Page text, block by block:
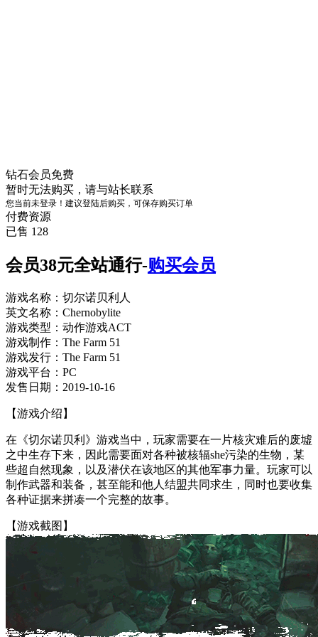
钻石会员免费
暂时无法购买，请与站长联系
您当前未登录！建议登陆后购买，可保存购买订单
付费资源
已售 128
会员38元全站通行-购买会员
游戏名称：切尔诺贝利人
英文名称：Chernobylite
游戏类型：动作游戏ACT
游戏制作：The Farm 51
游戏发行：The Farm 51
游戏平台：PC
发售日期：2019-10-16
【游戏介绍】
在《切尔诺贝利》游戏当中，玩家需要在一片核灾难后的废墟
之中生存下来，因此需要面对各种被核辐she污染的生物，某
些超自然现象，以及潜伏在该地区的其他军事力量。玩家可以
制作武器和装备，甚至能和他人结盟共同求生，同时也要收集
各种证据来拼凑一个完整的故事。
【游戏截图】